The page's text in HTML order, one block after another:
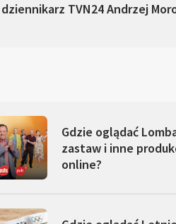
TVN24 Andrzej
Gdzie oglądać
zastaw i inne
online?